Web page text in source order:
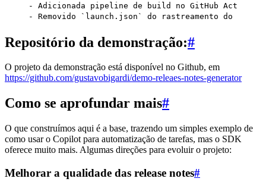
-
Adicionada pipeline de build no GitHub Actions
-
Removido `launch.json` do rastreamento do Git
Repositório da demonstração:#
O projeto da demonstração está disponível no Github, em
https://github.com/gustavobigardi/demo-releaes-notes-generator
Como se aprofundar mais#
O que construímos aqui é a base, trazendo um simples exemplo de
como usar o Copilot para automatização de tarefas, mas o SDK
oferece muito mais. Algumas direções para evoluir o projeto:
Melhorar a qualidade das release notes#